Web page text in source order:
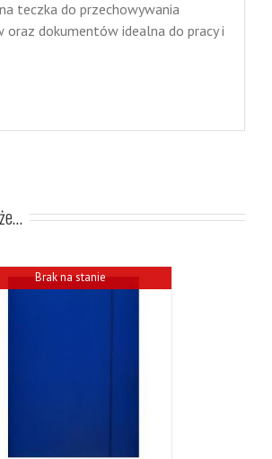
teczka do przechowywania
oraz dokumentów idealna do pracy i
Brak na stanie